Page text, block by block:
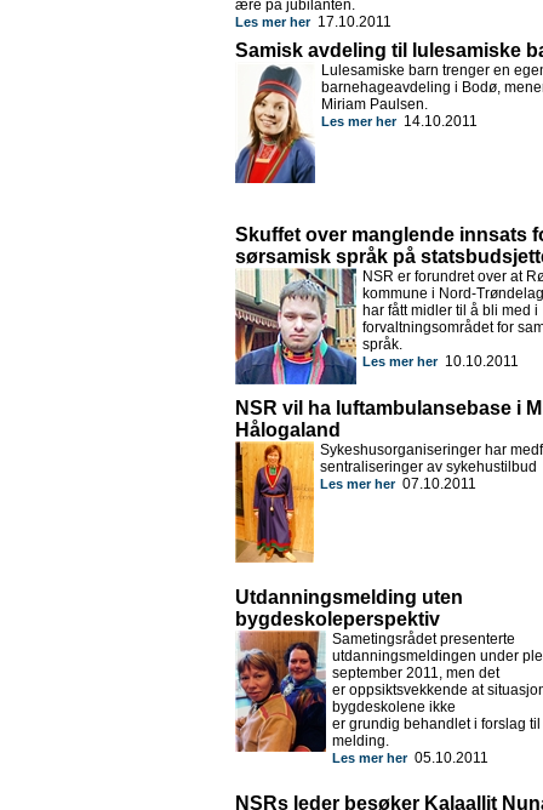
ære på jubilanten.
Les mer her17.10.2011
Samisk avdeling til lulesamiske
Lulesamiske barn trenger en
barnehageavdeling i Bodø,
Miriam Paulsen.
Les mer her14.10.2011
Skuffet over manglende innsats
sørsamisk språk på
NSR er forundret over at
kommune i Nord-
har fått midler til å bli med i
forvaltningsområdet for
språk.
Les mer her10.10.2011
NSR vil ha luftambulansebase i
Hålogaland
Sykeshusorganiseringer har
sentraliseringer av sykehustilbud
Les mer her07.10.2011
Utdanningsmelding uten
bygdeskoleperspektiv
Sametingsrådet presenterte
utdanningsmeldingen under
september 2011, men det
er oppsiktsvekkende at
bygdeskolene ikke
er grundig behandlet i forslag til
melding.
Les mer her05.10.2011
NSRs leder besøker Kalaallit